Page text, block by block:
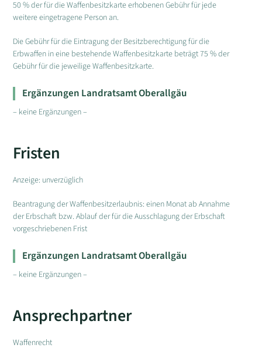
50 % der für die Waffenbesitzkarte erhobenen Gebühr für jede
weitere eingetragene Person an.
Die Gebühr für die Eintragung der Besitzberechtigung für die
Erbwaffen in eine bestehende Waffenbesitzkarte beträgt 75 % der
Gebühr für die jeweilige Waffenbesitzkarte.
Ergänzungen Landratsamt Oberallgäu
– keine Ergänzungen –
Fristen
Anzeige: unverzüglich
Beantragung der Waffenbesitzerlaubnis: einen Monat ab Annahme
der Erbschaft bzw. Ablauf der für die Ausschlagung der Erbschaft
vorgeschriebenen Frist
Ergänzungen Landratsamt Oberallgäu
– keine Ergänzungen –
Ansprechpartner
Waffenrecht